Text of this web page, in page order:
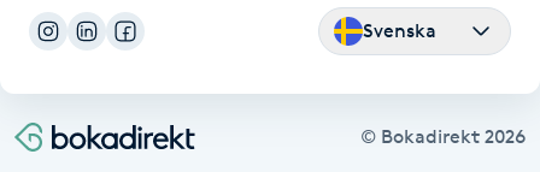
HIFU
Hollywood Peel
Svenska
© Bokadirekt 2026